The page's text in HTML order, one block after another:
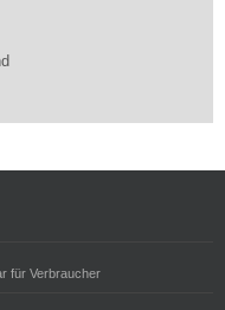
für Verbraucher